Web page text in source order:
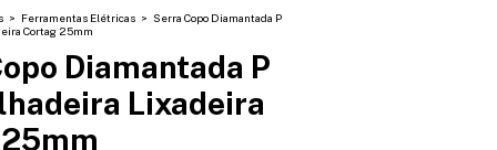
> Ferramentas Elétricas > Serra Copo Diamantada P
Cortag 25mm
Diamantada P
Lixadeira